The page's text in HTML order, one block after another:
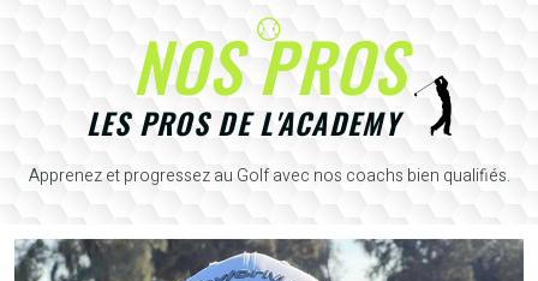
NOS PROS
LES PROS DE L'ACADEMY
Apprenez et progressez au Golf avec nos coachs bien qualifiés.